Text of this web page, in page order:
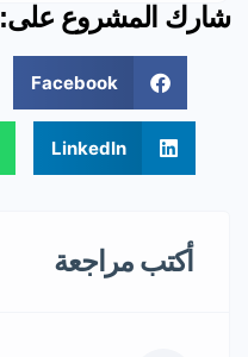
شارك المشروع على:
Facebook
LinkedIn
أكتب مراجعة